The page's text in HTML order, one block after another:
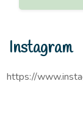
Instagram
https://